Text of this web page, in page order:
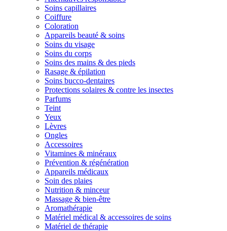
Soins capillaires
Coiffure
Coloration
Appareils beauté & soins
Soins du visage
Soins du corps
Soins des mains & des pieds
Rasage & épilation
Soins bucco-dentaires
Protections solaires & contre les insectes
Parfums
Teint
Yeux
Lèvres
Ongles
Accessoires
Vitamines & minéraux
Prévention & régénération
Appareils médicaux
Soin des plaies
Nutrition & minceur
Massage & bien-être
Aromathérapie
Matériel médical & accessoires de soins
Matériel de thérapie